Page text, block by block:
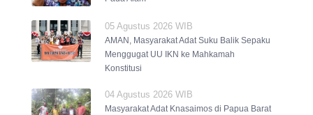
05 Agustus 2026 WIB
AMAN, Masyarakat Adat Suku Balik Sepaku
Menggugat UU IKN ke Mahkamah
Konstitusi
04 Agustus 2026 WIB
Masyarakat Adat Knasaimos di Papua Barat